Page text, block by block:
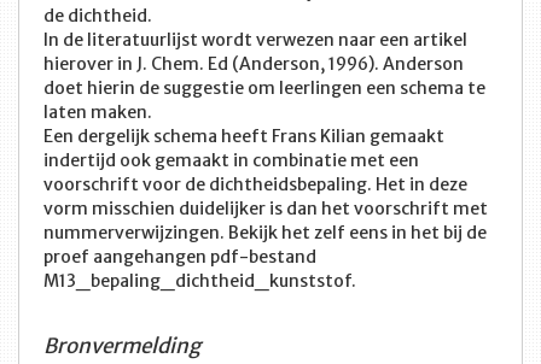
de dichtheid.
In de literatuurlijst wordt verwezen naar een artikel
hierover in J. Chem. Ed (Anderson, 1996). Anderson
doet hierin de suggestie om leerlingen een schema te
laten maken.
Een dergelijk schema heeft Frans Kilian gemaakt
indertijd ook gemaakt in combinatie met een
voorschrift voor de dichtheidsbepaling. Het in deze
vorm misschien duidelijker is dan het voorschrift met
nummerverwijzingen. Bekijk het zelf eens in het bij de
proef aangehangen pdf-bestand
M13_bepaling_dichtheid_kunststof.
Bronvermelding